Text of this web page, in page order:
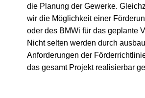
die Planung der Gewerke.
wir die Möglichkeit einer
oder des BMWi für das geplante
Nicht selten werden durch
Anforderungen der
das gesamt Projekt realisierbar